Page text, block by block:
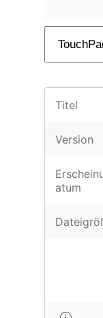
Titel
Version
atum